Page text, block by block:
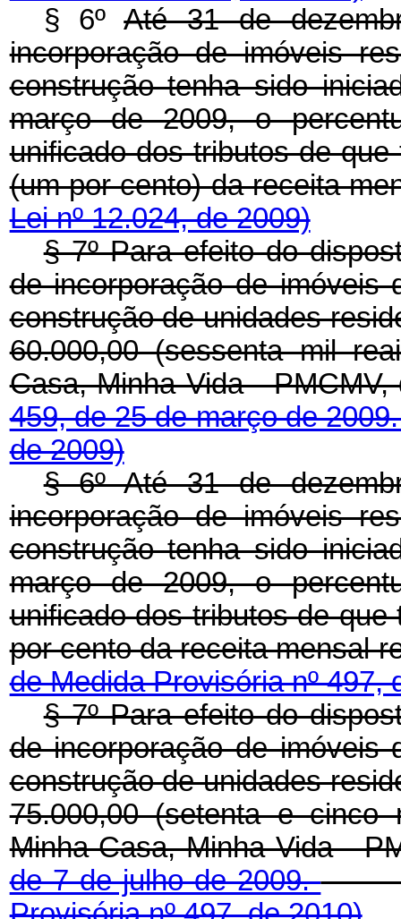
§ 6ºAté 31 de
incorporação de imóveis
construção tenha sido
março de 2009, o
unificado dos tributos de
(um por cento) da
Lei nº 12.024, de 2009)
§ 7º Para efeito do
de incorporação de imóveis
construção de unidades
60.000,00 (sessenta mil
Casa, Minha Vida -
459, de 25 de março de
de 2009)
§ 6º Até 31 de
incorporação de imóveis
construção tenha sido
março de 2009, o
unificado dos tributos de
por cento da receita mensal
de Medida Provisória nº 497,
§ 7º Para efeito do
de incorporação de imóveis
construção de unidades
75.000,00 (setenta e
Minha Casa, Minha Vida -
de 7 de julho de 2009.